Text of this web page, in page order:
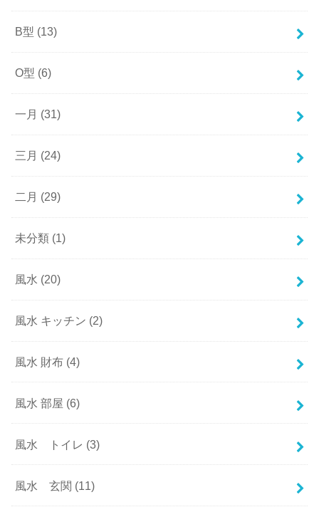
B型 (13)
O型 (6)
一月 (31)
三月 (24)
二月 (29)
未分類 (1)
風水 (20)
風水 キッチン (2)
風水 財布 (4)
風水 部屋 (6)
風水 トイレ (3)
風水 玄関 (11)